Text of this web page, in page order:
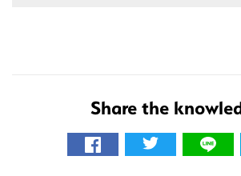
Share the